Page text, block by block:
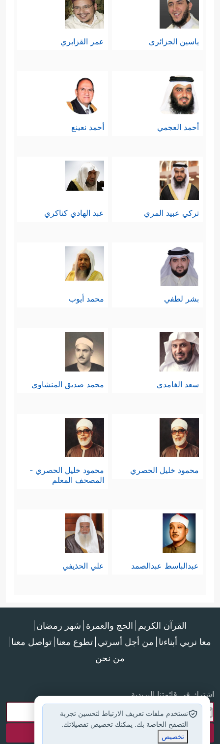
ياسين الجزائري عمر القزابري
أحمد العجمي أحمد نعينع
تركي عبيد المري عبد الهادي كناكري
بشر لطفي محمد أيوب
سعد الغامدي محمد صديق المنشاوي
محمود خليل الحصري
محمود خليل الحصري -
المصحف المعلم
عبدالباسط عبدالصمد علي الحذيفي
القرآن الكريم الحج والعمرة شهر رمضان
معا نربي أبناءنا من أجل أسرتي تطوع معنا تواصل معنا
من نحن
اشترك في قائمتنا البريدية
نستخدم ملفات تعريف الارتباط لتحسين تجربة
التصفح الخاصة بك. يمكنك تخصيص تفضيلاتك.
تخصيص